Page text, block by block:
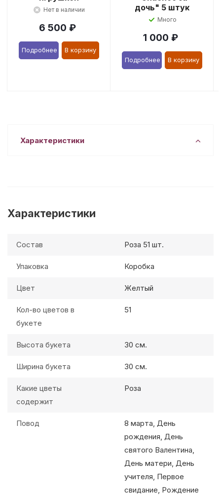
Нет в наличии
6 500 ₽
Подробнее В корзину
дочь" 5 штук
Много
1 000 ₽
Подробнее В корзину
Характеристики
Характеристики
Состав Роза 51 шт.
Упаковка Коробка
Цвет Желтый
Кол-во цветов в
букете
51
Высота букета 30 см.
Ширина букета 30 см.
Какие цветы
содержит
Роза
Повод
8 марта, День
рождения, День
святого Валентина,
День матери, День
учителя, Первое
свидание, Рождение